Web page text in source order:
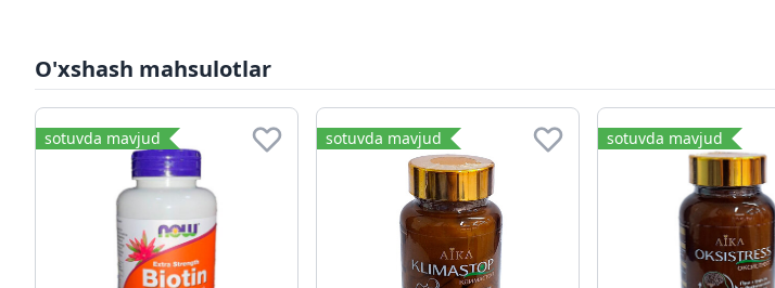
O'xshash mahsulotlar
sotuvda mavjud sotuvda mavjud sotuvda mavjud